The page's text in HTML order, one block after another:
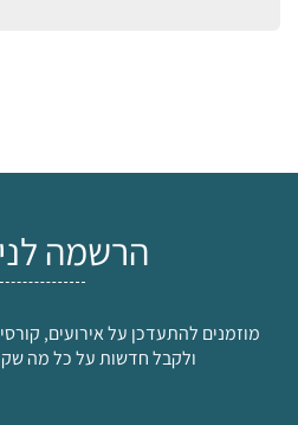
הרשמה
מוזמנים להתעדכן על אירועים,
ולקבל חדשות על כל מה